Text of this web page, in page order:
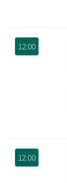
12:00
12:00